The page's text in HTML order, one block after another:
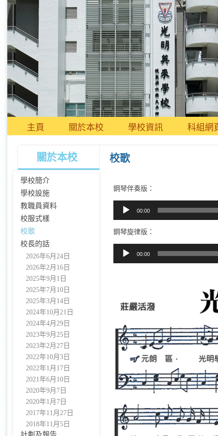
主頁 關於本校 學校資訊 科組網
關於本校 校歌
學校簡介
學校設施
教職員資料
校服式樣
校歌
校長的話
2026年6月24日
2026年2月16日
2025年9月1日
2025年7月10日
2025年3月14日
2024年10月21日
2024年4月29日
2023年9月25日
2023年2月27日
2022年10月3日
2022年1月17日
2021年6月10日
2020年9月7日
2020年1月7日
2017年11月27日
2018年11月5日
鋼琴伴奏版：
放
器
00:00
鋼琴旋律版：
00:00